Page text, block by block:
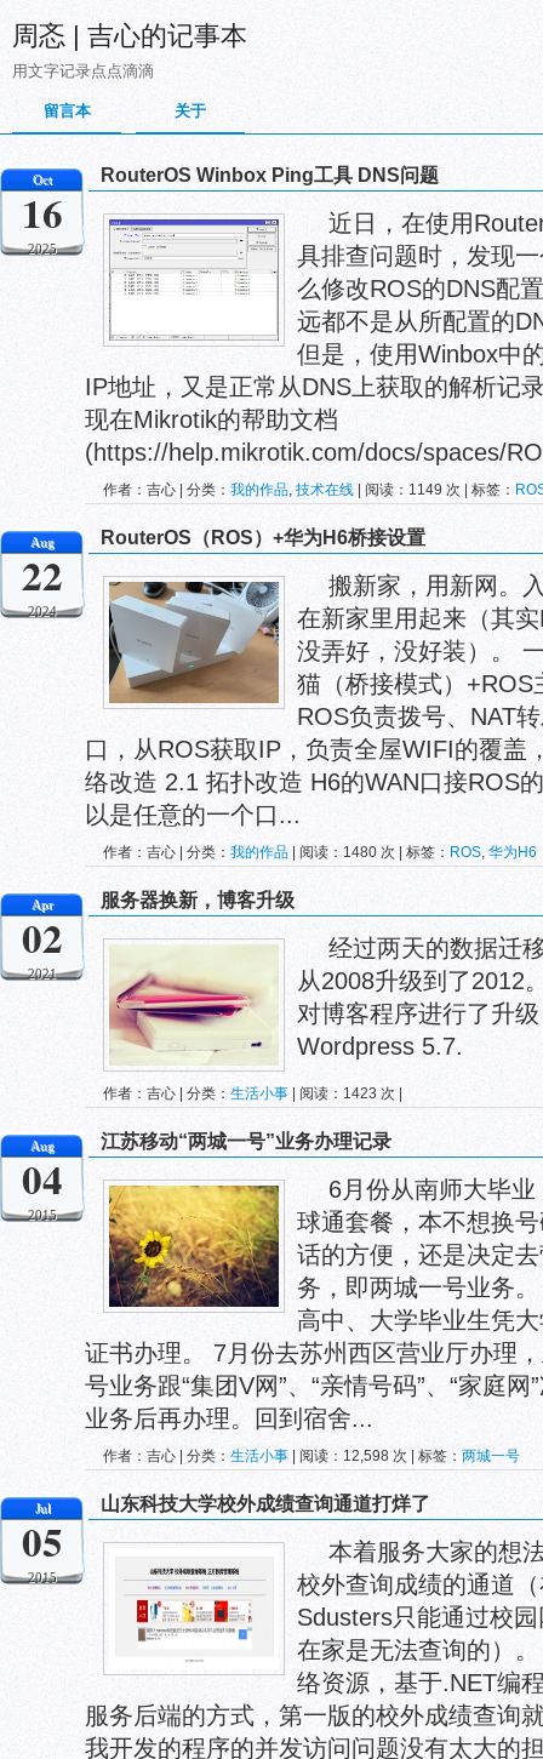
周忞 | 吉心的记事本
用文字记录点点滴滴
留言本 关于
Oct
16
2025
RouterOS Winbox Ping工具 DNS问题
近日，在使用
具排查问题时，发现
么修改ROS的DNS配
远都不是从所配置的
但是，使用Winbox中
IP地址，又是正常从DNS上获取的解析记
现在Mikrotik的帮助文档
(https://help.mikrotik.com/docs/spaces/
作者：吉心 | 分类： 我的作品, 技术在线 | 阅读：1149 次 | 标签：
Aug
22
2024
RouterOS（ROS）+华为H6桥接设置
搬新家，用新网。
在新家里用起来（其
没弄好，没好装）。
猫（桥接模式）
ROS负责拨号、NAT
口，从ROS获取IP，负责全屋WIFI的覆盖
络改造 2.1 拓扑改造 H6的WAN口接ROS
以是任意的一个口...
作者：吉心 | 分类： 我的作品 | 阅读：1480 次 | 标签： ROS, 华为H6
Apr
02
2021
服务器换新，博客升级
经过两天的数据迁
从2008升级到了2012
对博客程序进行了升
Wordpress 5.7.
作者：吉心 | 分类： 生活小事 | 阅读：1423 次 |
Aug
04
2015
江苏移动“两城一号”业务办理记录
6月份从南师大毕
球通套餐，本不想换
话的方便，还是决定
务，即两城一号业务
高中、大学毕业生凭
证书办理。 7月份去苏州西区营业厅办理
号业务跟“集团V网”、“亲情号码”、“家庭
业务后再办理。回到宿舍...
作者：吉心 | 分类： 生活小事 | 阅读：12,598 次 | 标签： 两城一号
Jul
05
2015
山东科技大学校外成绩查询通道打烊了
本着服务大家的想
校外查询成绩的通道
Sdusters只能通过校
在家是无法查询的）
络资源，基于.NET编
服务后端的方式，第一版的校外成绩查询
我开发的程序的并发访问问题没有太大的